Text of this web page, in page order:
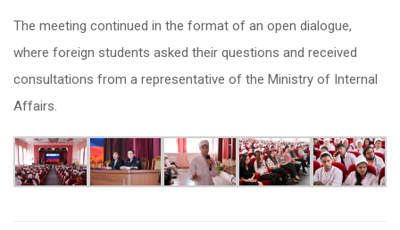
The meeting continued in the format of an open dialogue,
where foreign students asked their questions and received
consultations from a representative of the Ministry of Internal
Affairs.